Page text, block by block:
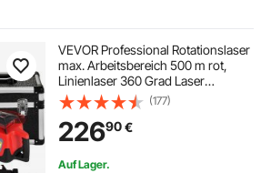
VEVOR Professional Rotationslaser
max. Arbeitsbereich 500 m rot,
Linienlaser 360 Grad Laser
höhenmesser Wasser- und
staubdicht Außenbereich
Arbeitszeit 20 Stunden mit Stativ &
Herrscher Elektrik
(177)
22690€
Auf Lager.